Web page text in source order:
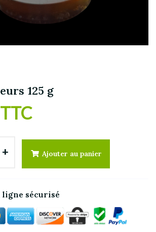
125 g
+ Ajouter au panier
ligne sécurisé